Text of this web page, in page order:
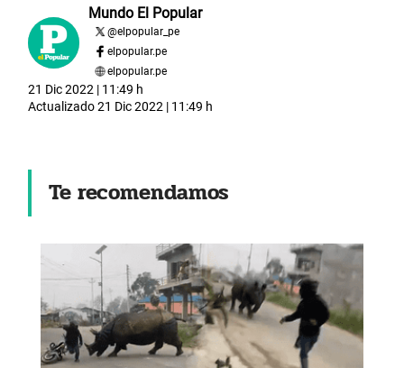
Mundo El Popular
@elpopular_pe
elpopular.pe
elpopular.pe
21 Dic 2022 | 11:49 h
Actualizado21 Dic 2022 | 11:49 h
Te recomendamos